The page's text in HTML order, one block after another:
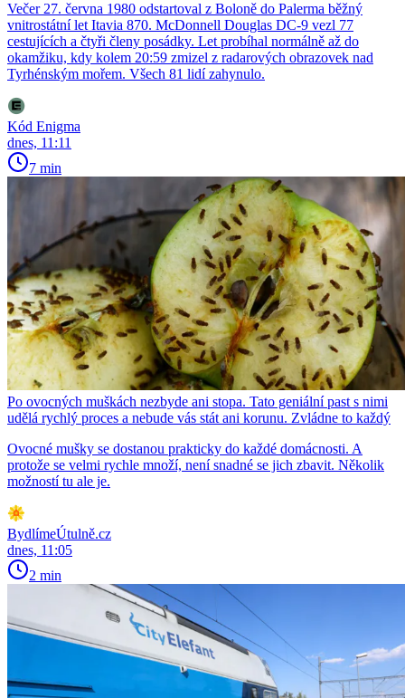
Večer 27. června 1980 odstartoval z Boloně do Palerma běžný
vnitrostátní let Itavia 870. McDonnell Douglas DC-9 vezl 77
cestujících a čtyři členy posádky. Let probíhal normálně až do
okamžiku, kdy kolem 20:59 zmizel z radarových obrazovek nad
Tyrhénským mořem. Všech 81 lidí zahynulo.
Kód Enigma
dnes, 11:11
7 min
Po ovocných muškách nezbyde ani stopa. Tato geniální past s nimi
udělá rychlý proces a nebude vás stát ani korunu. Zvládne to každý
Ovocné mušky se dostanou prakticky do každé domácnosti. A
protože se velmi rychle množí, není snadné se jich zbavit. Několik
možností tu ale je.
BydlímeÚtulně.cz
dnes, 11:05
2 min